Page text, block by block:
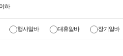
이하
행사알바 대휴알바 장기알바